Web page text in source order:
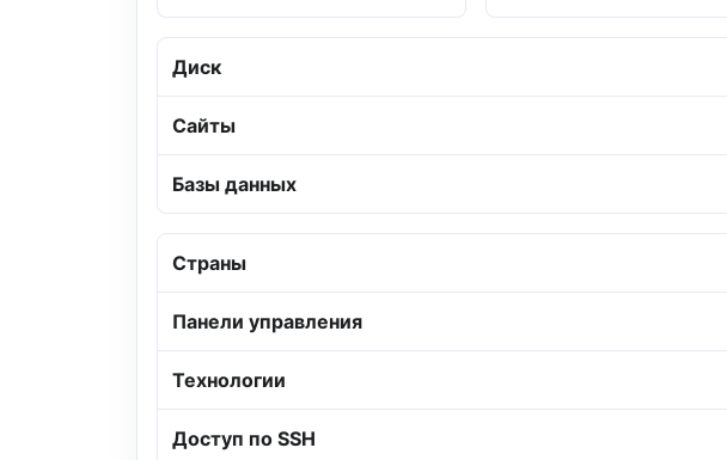
Диск
Сайты
Базы данных
Страны
Панели управления
Технологии
Доступ по SSH